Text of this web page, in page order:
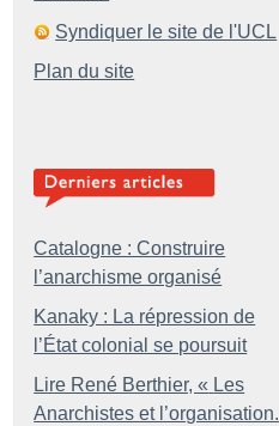
Syndiquer le site de l'UCL
Plan du site
Catalogne : Construire
l’anarchisme organisé
Kanaky : La répression de
l’État colonial se poursuit
Lire René Berthier, « Les
Anarchistes et l’organisation.